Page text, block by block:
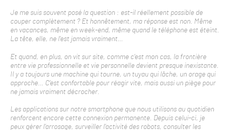
Je me suis souvent posé la question : est-il réellement possible de
couper complètement ? Et honnêtement, ma réponse est non. Même
en vacances, même en week-end, même quand le téléphone est éteint.
La tête, elle, ne l’est jamais vraiment…
Et quand, en plus, on vit sur site, comme c’est mon cas, la frontière
entre vie professionnelle et vie personnelle devient presque inexistante.
Il y a toujours une machine qui tourne, un tuyau qui lâche, un orage qui
approche… C’est confortable pour réagir vite, mais aussi un piège pour
ne jamais vraiment décrocher.
Les applications sur notre smartphone que nous utilisons au quotidien
renforcent encore cette connexion permanente. Depuis celui-ci, je
peux gérer l’arrosage, surveiller l’activité des robots, consulter les